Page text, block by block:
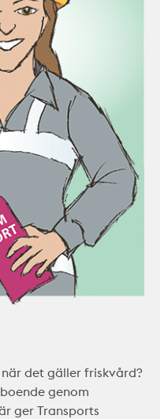
det gäller friskvård?
genom
ger Transports